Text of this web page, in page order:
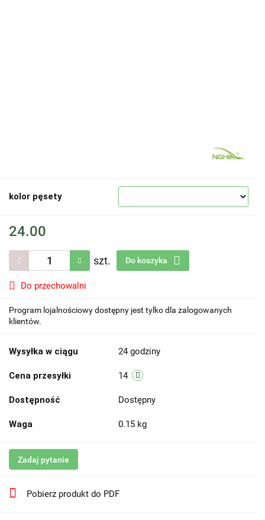
kolor pęsety
24.00
szt. Do koszyka
Do przechowalni
Program lojalnościowy dostępny jest tylko dla zalogowanych
klientów.
Wysyłka w ciągu 24 godziny
Cena przesyłki 14
Dostępność Dostępny
Waga 0.15 kg
Zadaj pytanie
Pobierz produkt do PDF